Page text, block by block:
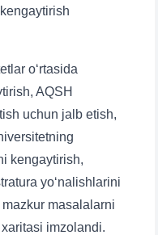
oʻrtasida
AQSH
uchun jalb etish,
kengaytirish,
yoʻnalishlarini
masalalarni
imzolandi.